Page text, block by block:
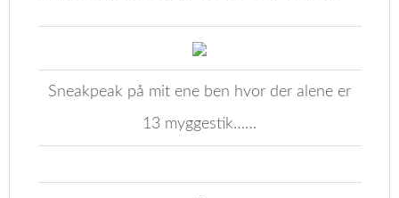
Sneakpeak på mit ene ben hvor der alene er
13 myggestik……